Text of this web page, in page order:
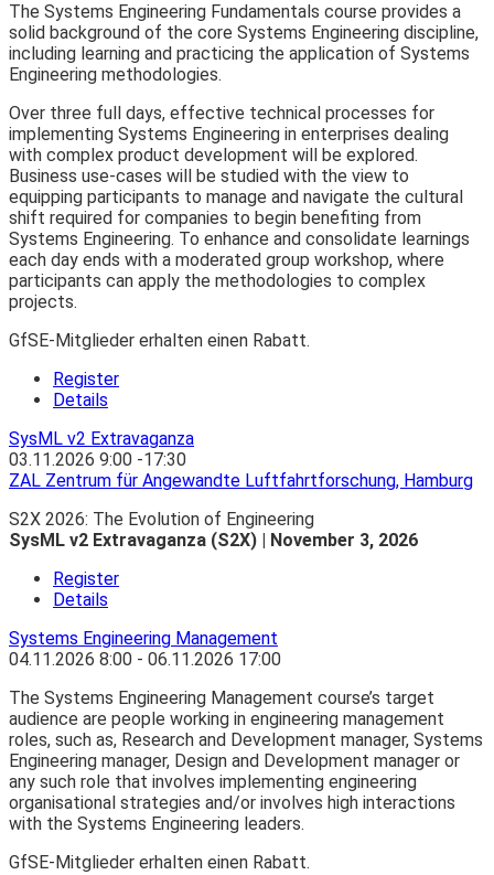
The Systems Engineering Fundamentals course provides a
solid background of the core Systems Engineering discipline,
including learning and practicing the application of Systems
Engineering methodologies.
Over three full days, effective technical processes for
implementing Systems Engineering in enterprises dealing
with complex product development will be explored.
Business use-cases will be studied with the view to
equipping participants to manage and navigate the cultural
shift required for companies to begin benefiting from
Systems Engineering. To enhance and consolidate learnings
each day ends with a moderated group workshop, where
participants can apply the methodologies to complex
projects.
GfSE-Mitglieder erhalten einen Rabatt.
Register
Details
SysML v2 Extravaganza
03.11.2026 9:00 -17:30
ZAL Zentrum für Angewandte Luftfahrtforschung, Hamburg
S2X 2026: The Evolution of Engineering
SysML v2 Extravaganza (S2X) | November 3, 2026
Register
Details
Systems Engineering Management
04.11.2026 8:00 - 06.11.2026 17:00
The Systems Engineering Management course’s target
audience are people working in engineering management
roles, such as, Research and Development manager, Systems
Engineering manager, Design and Development manager or
any such role that involves implementing engineering
organisational strategies and/or involves high interactions
with the Systems Engineering leaders.
GfSE-Mitglieder erhalten einen Rabatt.